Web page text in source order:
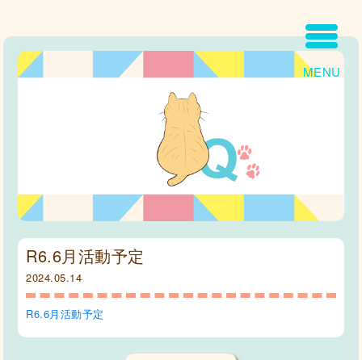
MENU
R6.6月活動予定
2024.05.14
R6.6月活動予定